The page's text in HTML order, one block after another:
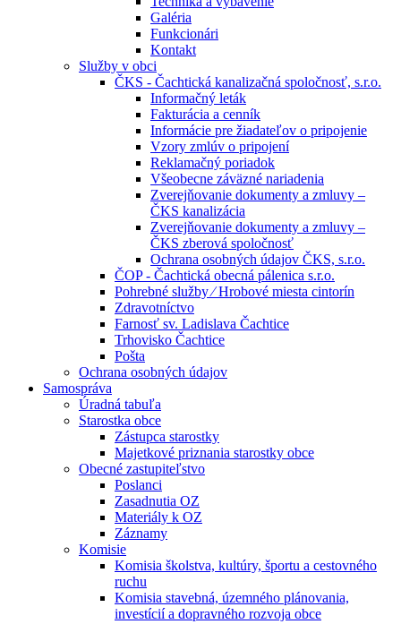
Galéria
Funkcionári
Kontakt
Služby v obci
ČKS - Čachtická kanalizačná spoločnosť, s.r.o.
Informačný leták
Fakturácia a cenník
Informácie pre žiadateľov o pripojenie
Vzory zmlúv o pripojení
Reklamačný poriadok
Všeobecne záväzné nariadenia
Zverejňovanie dokumenty a zmluvy –
ČKS kanalizácia
Zverejňovanie dokumenty a zmluvy –
ČKS zberová spoločnosť
Ochrana osobných údajov ČKS, s.r.o.
ČOP - Čachtická obecná pálenica s.r.o.
Pohrebné služby ⁄ Hrobové miesta cintorín
Zdravotníctvo
Farnosť sv. Ladislava Čachtice
Trhovisko Čachtice
Pošta
Ochrana osobných údajov
Samospráva
Úradná tabuľa
Starostka obce
Zástupca starostky
Majetkové priznania starostky obce
Obecné zastupiteľstvo
Poslanci
Zasadnutia OZ
Materiály k OZ
Záznamy
Komisie
Komisia školstva, kultúry, športu a cestovného
ruchu
Komisia stavebná, územného plánovania,
investícií a dopravného rozvoja obce